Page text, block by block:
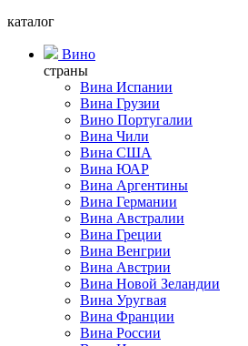
каталог
Вино
страны
Вина Испании
Вина Грузии
Вино Португалии
Вина Чили
Вина США
Вина ЮАР
Вина Аргентины
Вина Германии
Вина Австралии
Вина Греции
Вина Венгрии
Вина Австрии
Вина Новой Зеландии
Вина Уругвая
Вина Франции
Вина России